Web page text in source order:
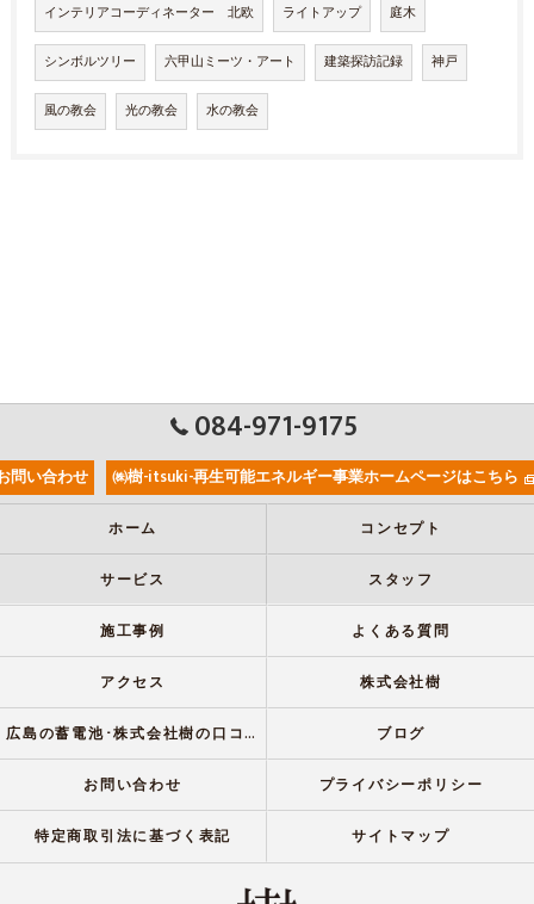
インテリアコーディネーター 北欧 ライトアップ 庭木
シンボルツリー 六甲山ミーツ・アート 建築探訪記録 神戸
風の教会 光の教会 水の教会
084-971-9175
問い合わせ ㈱樹-itsuki-再生可能エネルギー事業ホームページはこちら
ホーム コンセプト
サービス スタッフ
施工事例 よくある質問
アクセス 株式会社樹
広島の蓄電池･株式会社樹の口コミ情報 ブログ
お問い合わせ プライバシーポリシー
特定商取引法に基づく表記 サイトマップ